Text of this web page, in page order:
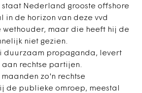
staat Nederland grooste offshore
de horizon van deze vvd
wethouder, maar die heeft hij de
niet gezien.
duurzaam propaganda, levert
rechtse partijen.
maanden zo'n rechtse
de publieke omroep, meestal